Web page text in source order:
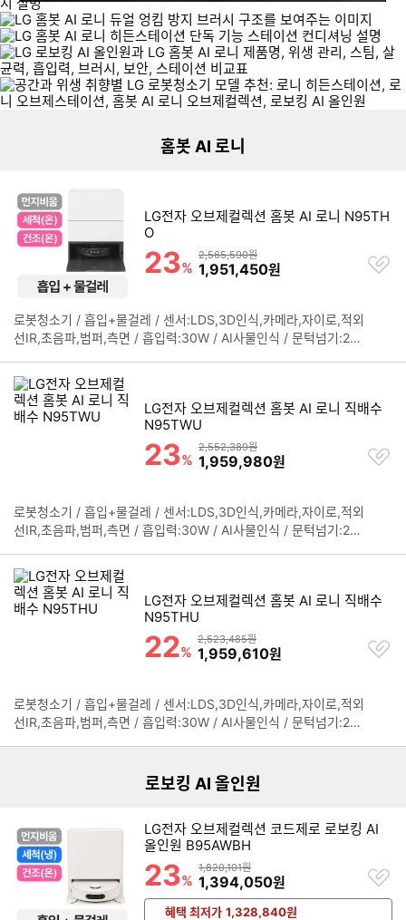
로
니
이
션
상
품
로
테
이
션
상
L
I
로
니
오
션
모
리
스
트
보
A
I
올
인
리
스
트
보
기
홈봇 AI 로니
LG전자 오브제컬렉션 홈봇 AI 로니 N95TH
O
할인률
23%
상품금액
2,565,590원
할인금액
1,951,450원
찜
하
로봇청소기 / 흡입+물걸레 / 센서:LDS,3D인식,카메라,자이로,적외
선IR,초음파,범퍼,측면 / 흡입력:30W / AI사물인식 / 문턱넘기:2c
/ 물걸레확장암 / [스테이션] / 먼지비움 / 걸레세척(온수) / 걸레건
조(온풍) / 물걸레100℃스팀살균 / 자동충전 / 자동도어닫힘 / [규
격] / 색상:에센스그라파이트 / 무게:4.7kg / 크기(가로x세로x깊
이): 청소기 349x103x349mm 스테이션 415x570x450mm
펼
LG전자 오브제컬렉션 홈봇 AI 로니 직배수
N95TWU
할인률
23%
상품금액
2,552,389원
할인금액
1,959,980원
찜
하
로봇청소기 / 흡입+물걸레 / 센서:LDS,3D인식,카메라,자이로,적외
선IR,초음파,범퍼,측면 / 흡입력:30W / AI사물인식 / 문턱넘기:2c
/ 물걸레확장암 / [스테이션] / 먼지비움 / 걸레세척(온수) / 걸레건
조(온풍) / 직배수 / 물걸레100℃스팀살균 / 자동충전 / 자동도어닫
힘 / 스테이션컨디셔닝 / [규격] / 색상:에센스그라파이트 / 무게:4.
7kg / 스테이션 색상: 카밍베이지 / 크기(가로x세로x깊이): 청소기
349x103x349mm 스테이션 600x147x500mm
펼
LG전자 오브제컬렉션 홈봇 AI 로니 직배수
N95THU
할인률
22%
상품금액
2,523,485원
할인금액
1,959,610원
찜
하
로봇청소기 / 흡입+물걸레 / 센서:LDS,3D인식,카메라,자이로,적외
선IR,초음파,범퍼,측면 / 흡입력:30W / AI사물인식 / 문턱넘기:2c
조(온풍) / 직배수 / 물걸레100℃스팀살균 / 자동충전 / 자동도어닫
힘 / 스테이션컨디셔닝 / [규격] / 색상:에센스그라파이트 / 무게:4.
기 349x103x349mm 스테이션 600x147x500mm
펼
로보킹 AI 올인원
LG전자 오브제컬렉션 코드제로 로보킹 AI
올인원 B95AWBH
할인률
23%
상품금액
1,820,101원
할인금액
1,394,050원
찜
하
기
혜택 최저가 1,328,840원